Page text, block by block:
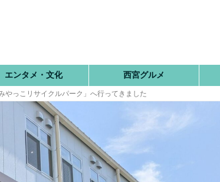
エンタメ・文化 西宮グルメ
やっこリサイクルパーク」へ行ってきました